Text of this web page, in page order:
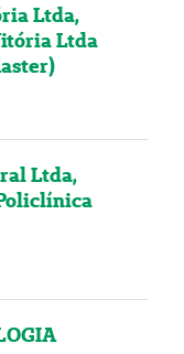
Ltda,
Ltda
Ltda,